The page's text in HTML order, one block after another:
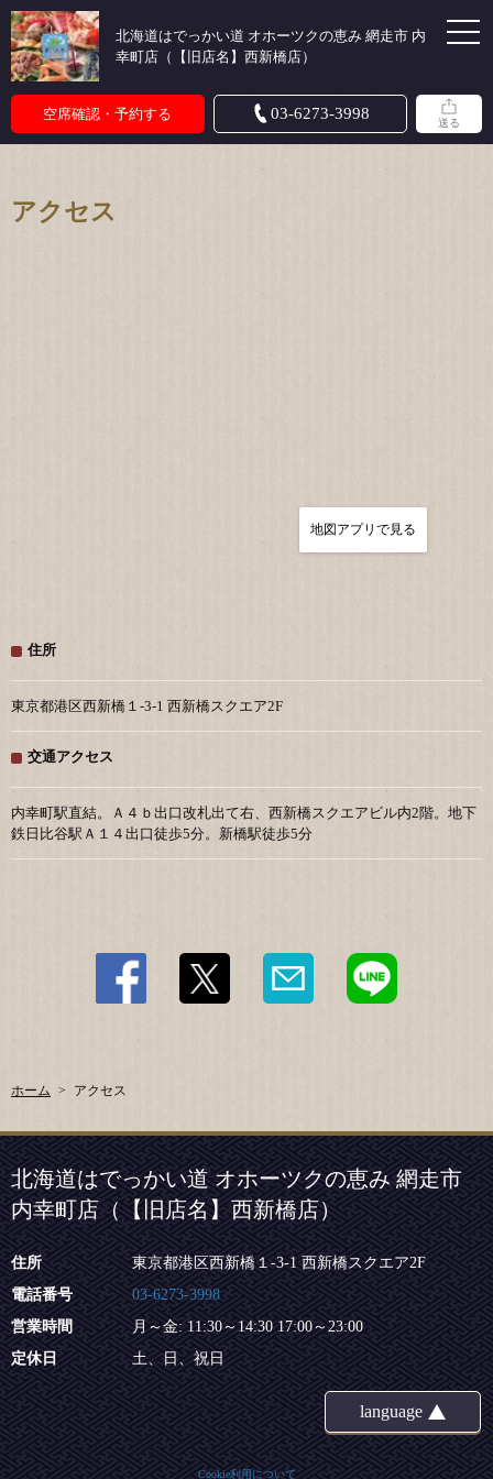
北海道はでっかい道 オホーツクの恵み 網走市 内
幸町店（【旧店名】西新橋店）
空席確認・予約する 03-6273-3998
送る
アクセス
地図アプリで見る
住所
東京都港区西新橋１-3-1 西新橋スクエア2F
交通アクセス
内幸町駅直結。Ａ４ｂ出口改札出て右、西新橋スクエアビル内2階。地下
鉄日比谷駅Ａ１４出口徒歩5分。新橋駅徒歩5分
ホーム アクセス
アクセス | 北海道はでっかい道 オホーツクの恵み 網走市 内
幸町店（【旧店名】西新橋店）
東京都港区西新橋１-3-1 西新橋スクエア2F
https://hokkaido-nishishimbashi.owst.jp/map
お店情報をコピー
閉じる
北海道はでっかい道 オホーツクの恵み 網走市
内幸町店（【旧店名】西新橋店）
住所
東京都港区西新橋１-3-1 西新橋スクエア2F
電話番号
03-6273-3998
営業時間
月～金: 11:30～14:30 17:00～23:00
定休日
土、日、祝日
language
Cookie利用について